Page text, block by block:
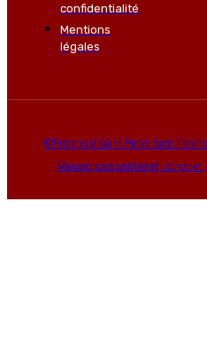
confidentialité
Mentions
légales
©Fraternité Saint Pierre dans
Maparoissesurinternet, conçu